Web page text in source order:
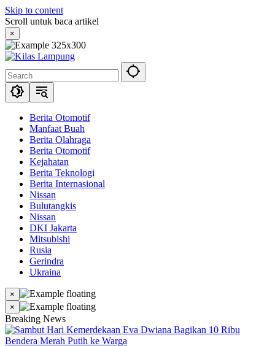
Skip to content
Scroll untuk baca artikel
×
Berita Otomotif
Manfaat Buah
Berita Olahraga
Berita Otomotif
Kejahatan
Berita Teknologi
Berita Internasional
Nissan
Bulutangkis
Nissan
DKI Jakarta
Mitsubishi
Rusia
Gerindra
Ukraina
×
×
Breaking News